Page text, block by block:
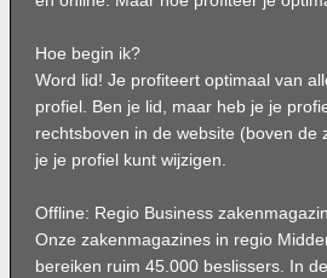
Hoe begin ik?
Word lid! Je profiteert optimaal van
profiel. Ben je lid, maar heb je je
rechtsboven in de website (boven
je je profiel kunt wijzigen.
Offline: Regio Business
Onze zakenmagazines in regio
bereiken ruim 45.000 beslissers. In